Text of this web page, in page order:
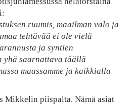
ruumis, maailman valo ja
tehtävää ei ole vielä
ja syntien
yhä saarnattava täällä
maassamme ja kaikkialla
Mikkelin piispalta. Nämä asiat